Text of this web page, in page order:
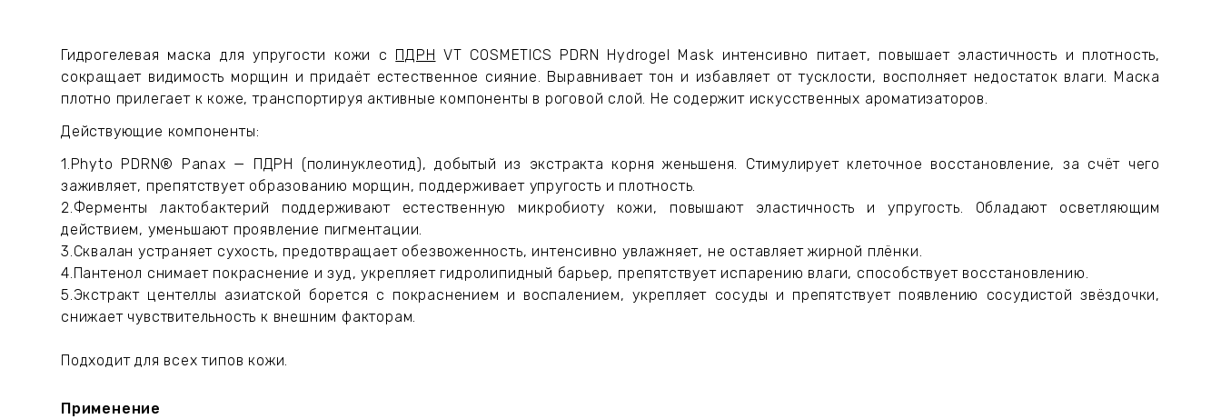
Гидрогелевая маска для упругости кожи с ПДРН VT COSMETICS PDRN Hydrogel Mask интенсивно питает, повышает эластичность и плотность,
сокращает видимость морщин и придаёт естественное сияние. Выравнивает тон и избавляет от тусклости, восполняет недостаток влаги. Маска
плотно прилегает к коже, транспортируя активные компоненты в роговой слой. Не содержит искусственных ароматизаторов.
Действующие компоненты:
1.Phyto PDRN® Panax — ПДРН (полинуклеотид), добытый из экстракта корня женьшеня. Стимулирует клеточное восстановление, за счёт чего
заживляет, препятствует образованию морщин, поддерживает упругость и плотность.
2.Ферменты лактобактерий поддерживают естественную микробиоту кожи, повышают эластичность и упругость. Обладают осветляющим
действием, уменьшают проявление пигментации.
3.Сквалан устраняет сухость, предотвращает обезвоженность, интенсивно увлажняет, не оставляет жирной плёнки.
4.Пантенол снимает покраснение и зуд, укрепляет гидролипидный барьер, препятствует испарению влаги, способствует восстановлению.
5.Экстракт центеллы азиатской борется с покраснением и воспалением, укрепляет сосуды и препятствует появлению сосудистой звёздочки,
снижает чувствительность к внешним факторам.
Подходит для всех типов кожи.
Применение